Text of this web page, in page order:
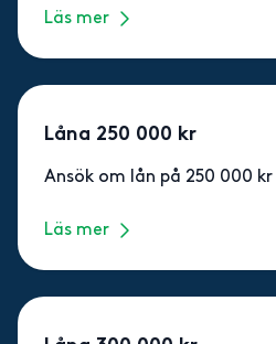
Läs mer
Låna 250 000 kr
Ansök om lån på 250 000 kr
Läs mer